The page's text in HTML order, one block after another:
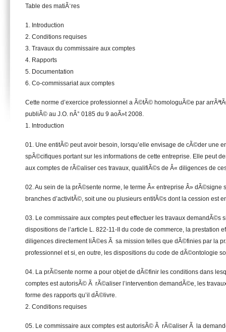
Table des matiÃ¨res
1. Introduction
2. Conditions requises
3. Travaux du commissaire aux comptes
4. Rapports
5. Documentation
6. Co-commissariat aux comptes
Cette norme d’exercice professionnel a Ã©tÃ© homologuÃ©e par
publiÃ© au J.O. nÂ° 0185 du 9 aoÃ»t 2008.
1. Introduction
01. Une entitÃ© peut avoir besoin, lorsqu’elle envisage de cÃ©der une
spÃ©cifiques portant sur les informations de cette entreprise. Elle peut
aux comptes de rÃ©aliser ces travaux, qualifiÃ©s de Â« diligences de
02. Au sein de la prÃ©sente norme, le terme Â« entreprise Â» dÃ©signe
branches d’activitÃ©, soit une ou plusieurs entitÃ©s dont la cession est
03. Le commissaire aux comptes peut effectuer les travaux demandÃ©s
dispositions de l’article L. 822-11-II du code de commerce, la prestation
diligences directement liÃ©es Ã sa mission telles que dÃ©finies par la
professionnel et si, en outre, les dispositions du code de dÃ©ontologie
04. La prÃ©sente norme a pour objet de dÃ©finir les conditions dans
comptes est autorisÃ© Ã rÃ©aliser l’intervention demandÃ©e, les
forme des rapports qu’il dÃ©livre.
2. Conditions requises
05. Le commissaire aux comptes est autorisÃ© Ã rÃ©aliser Ã la